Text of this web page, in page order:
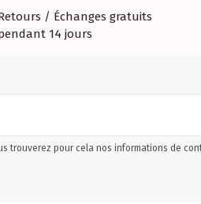
/ Échanges gratuits
14 jours
trouverez pour cela nos informations de